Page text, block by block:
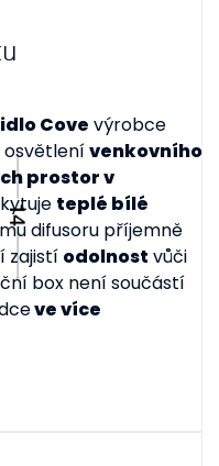
Cove výrobce
osvětlenívenkovního
prostor v
teplé bílé
difusoru příjemně
zajistí odolnost vůči
box není součástí
ve více